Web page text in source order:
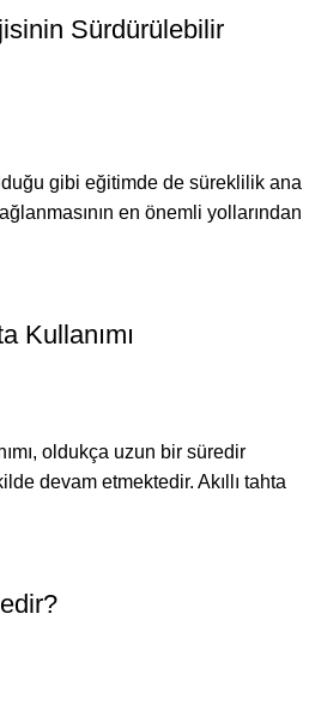
Sürdürülebilir
gibi eğitimde de süreklilik ana
en önemli yollarından
Kullanımı
oldukça uzun bir süredir
devam etmektedir. Akıllı tahta